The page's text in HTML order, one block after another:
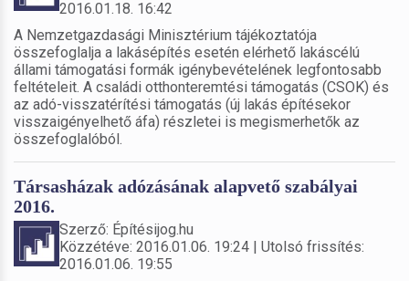
2016.01.18. 16:42
A Nemzetgazdasági Minisztérium tájékoztatója
összefoglalja a lakásépítés esetén elérhető lakáscélú
állami támogatási formák igénybevételének legfontosabb
feltételeit. A családi otthonteremtési támogatás (CSOK) és
az adó-visszatérítési támogatás (új lakás építésekor
visszaigényelhető áfa) részletei is megismerhetők az
összefoglalóból.
Társasházak adózásának alapvető szabályai
2016.
Szerző: Építésijog.hu
Közzétéve: 2016.01.06. 19:24 | Utolsó frissítés:
2016.01.06. 19:55